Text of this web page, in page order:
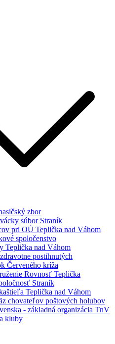
zbor
súbor Straník
pri OÚ Teplička nad Váhom
spoločenstvo
Teplička nad Váhom
postihnutých
Červeného kríža
Rovnosť Teplička
Straník
Teplička nad Váhom
chovateľov poštových holubov
- základná organizácia TnV
kluby